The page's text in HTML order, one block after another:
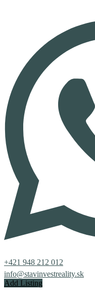
+421 948 212 012
info@stavinvestreality.sk
Add Listing